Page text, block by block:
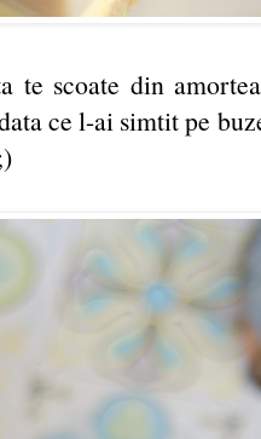
te scoate din
ce l-ai simtit pe